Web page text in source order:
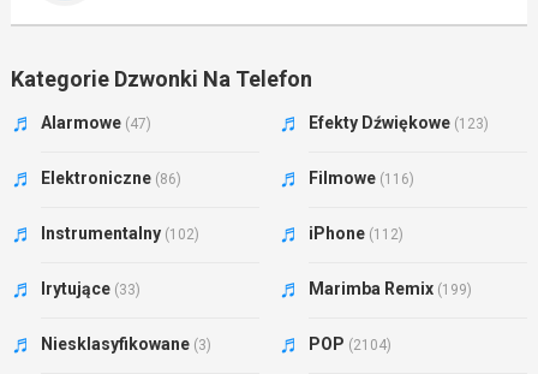
Kategorie Dzwonki Na Telefon
Alarmowe (47) Efekty Dźwiękowe (123)
Elektroniczne (86) Filmowe (116)
Instrumentalny (102) iPhone (112)
Irytujące (33) Marimba Remix (199)
Niesklasyfikowane (3) POP (2104)